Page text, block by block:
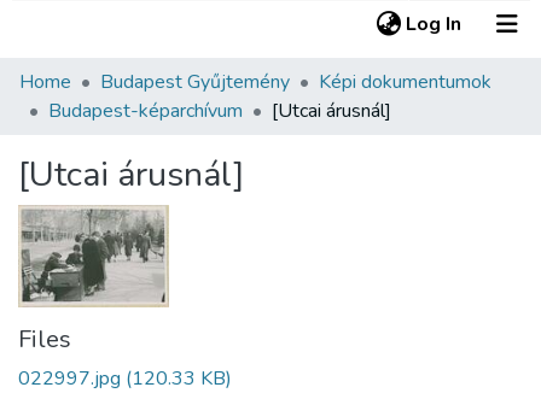
Log In (current)
Communities & Collections
Statistics
About us
Home Budapest Gyűjtemény
Képi dokumentumok
Budapest-képarchívum
[Utcai árusnál]
[Utcai árusnál]
Files
022997.jpg (120.33 KB)